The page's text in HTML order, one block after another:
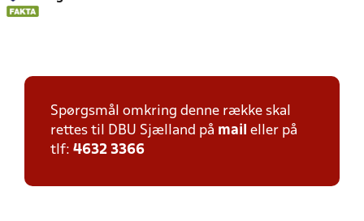
Spørgsmål omkring denne række skal
rettes til DBU Sjælland på mail eller på
tlf: 4632 3366